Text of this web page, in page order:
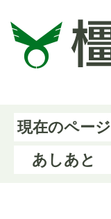
現在のページ
あしあと